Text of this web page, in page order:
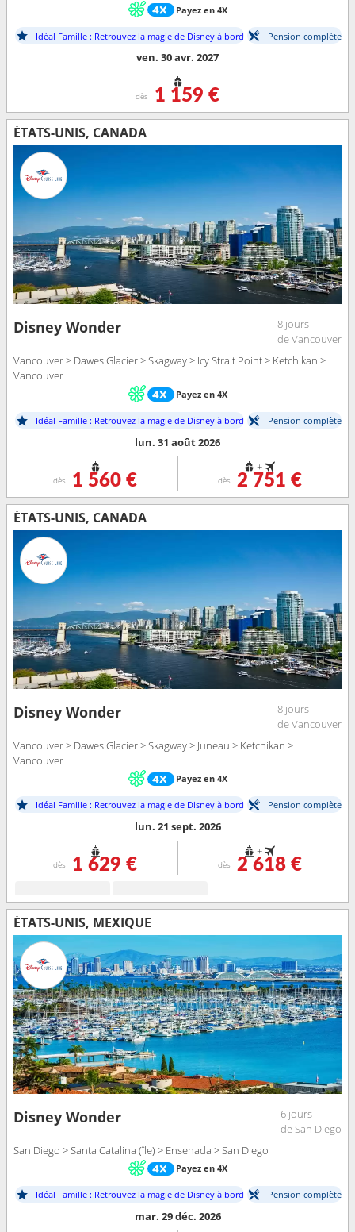
Payez en 4X
Idéal Famille : Retrouvez la magie de Disney à bord Pension complète
ven. 30 avr. 2027
dès 1 159 €
ÉTATS-UNIS, CANADA
Disney Wonder
8 jours
de Vancouver
Vancouver > Dawes Glacier > Skagway > Icy Strait Point > Ketchikan >
Vancouver
Payez en 4X
Idéal Famille : Retrouvez la magie de Disney à bord Pension complète
lun. 31 août 2026
dès 1 560 €
+
dès 2 751 €
ÉTATS-UNIS, CANADA
Disney Wonder
8 jours
de Vancouver
Vancouver > Dawes Glacier > Skagway > Juneau > Ketchikan >
Vancouver
Payez en 4X
Idéal Famille : Retrouvez la magie de Disney à bord Pension complète
lun. 21 sept. 2026
dès 1 629 €
+
dès 2 618 €
ÉTATS-UNIS, MEXIQUE
Disney Wonder
6 jours
de San Diego
San Diego > Santa Catalina (île) > Ensenada > San Diego
Payez en 4X
Idéal Famille : Retrouvez la magie de Disney à bord Pension complète
mar. 29 déc. 2026